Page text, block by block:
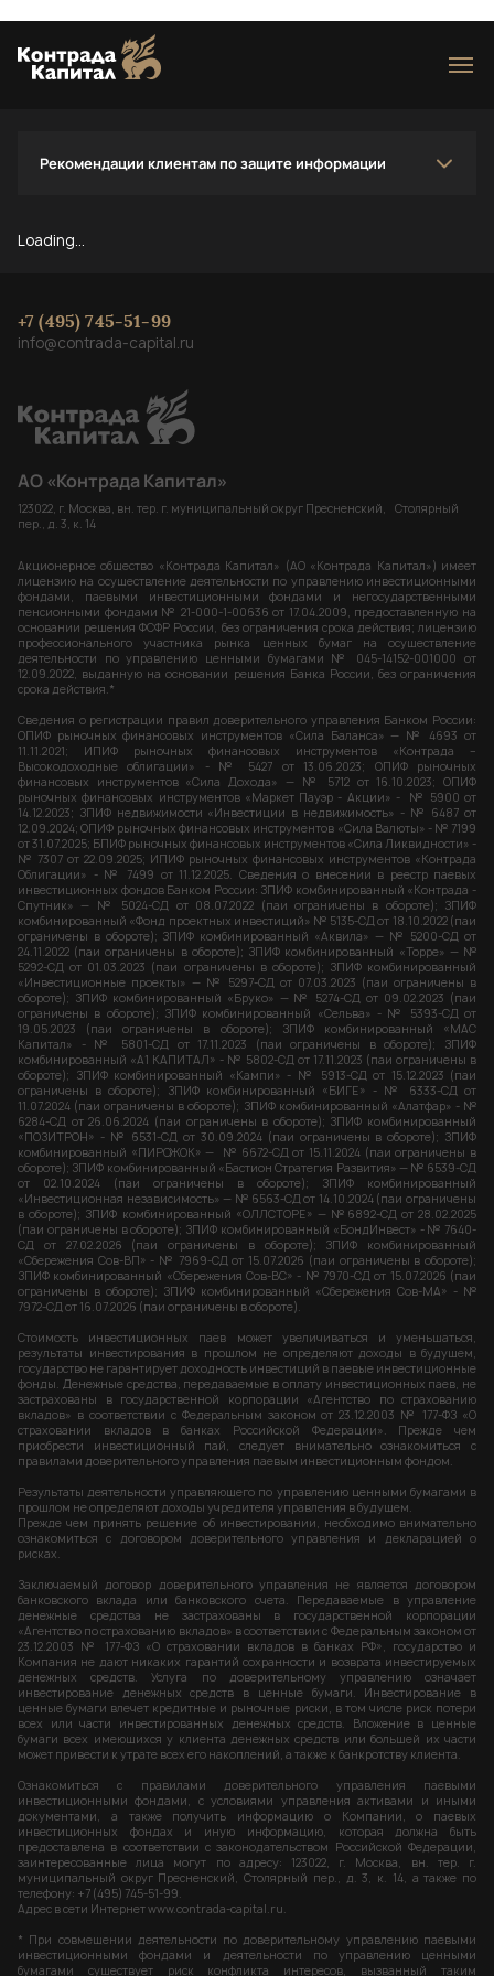
Рекомендации клиентам по защите информации
Loading...
+7 (495) 745-51-99
info@contrada-capital.ru
АО «Контрада Капитал»
123022, г. Москва, вн. тер. г. муниципальный округ Пресненский, Столярный
пер., д. 3, к. 14
Акционерное общество «Контрада Капитал» (АО «Контрада Капитал») имеет
лицензию на осуществление деятельности по управлению инвестиционными
фондами, паевыми инвестиционными фондами и негосударственными
пенсионными фондами № 21-000-1-00636 от 17.04.2009, предоставленную на
основании решения ФСФР России, без ограничения срока действия; лицензию
профессионального участника рынка ценных бумаг на осуществление
деятельности по управлению ценными бумагами № 045-14152-001000 от
12.09.2022, выданную на основании решения Банка России, без ограничения
срока действия.*
Сведения о регистрации правил доверительного управления Банком России:
ОПИФ рыночных финансовых инструментов «Сила Баланса» — № 4693 от
11.11.2021; ИПИФ рыночных финансовых инструментов «Контрада –
Высокодоходные облигации» - № 5427 от 13.06.2023; ОПИФ рыночных
финансовых инструментов «Сила Дохода» — № 5712 от 16.10.2023; ОПИФ
рыночных финансовых инструментов «Маркет Пауэр - Акции» - № 5900 от
14.12.2023; ЗПИФ недвижимости «Инвестиции в недвижимость» - № 6487 от
12.09.2024; ОПИФ рыночных финансовых инструментов «Сила Валюты» - № 7199
от 31.07.2025; БПИФ рыночных финансовых инструментов «Сила Ликвидности» -
№ 7307 от 22.09.2025; ИПИФ рыночных финансовых инструментов «Контрада
Облигации» - № 7499 от 11.12.2025. Сведения о внесении в реестр паевых
инвестиционных фондов Банком России: ЗПИФ комбинированный «Контрада -
Спутник» — № 5024-СД от 08.07.2022 (паи ограничены в обороте); ЗПИФ
комбинированный «Фонд проектных инвестиций» № 5135-СД от 18.10.2022 (паи
ограничены в обороте); ЗПИФ комбинированный «Аквила» — № 5200-СД от
24.11.2022 (паи ограничены в обороте); ЗПИФ комбинированный «Торре» — №
5292-СД от 01.03.2023 (паи ограничены в обороте); ЗПИФ комбинированный
«Инвестиционные проекты» — № 5297-СД от 07.03.2023 (паи ограничены в
обороте); ЗПИФ комбинированный «Бруко» — № 5274-СД от 09.02.2023 (паи
ограничены в обороте); ЗПИФ комбинированный «Сельва» - № 5393-СД от
19.05.2023 (паи ограничены в обороте); ЗПИФ комбинированный «МАС
Капитал» - № 5801-СД от 17.11.2023 (паи ограничены в обороте); ЗПИФ
комбинированный «А1 КАПИТАЛ» - № 5802-СД от 17.11.2023 (паи ограничены в
обороте); ЗПИФ комбинированный «Кампи» - № 5913-СД от 15.12.2023 (паи
ограничены в обороте); ЗПИФ комбинированный «БИГЕ» - № 6333-СД от
11.07.2024 (паи ограничены в обороте); ЗПИФ комбинированный «Алатфар» - №
6284-СД от 26.06.2024 (паи ограничены в обороте); ЗПИФ комбинированный
«ПОЗИТРОН» - № 6531-СД от 30.09.2024 (паи ограничены в обороте); ЗПИФ
комбинированный «ПИРОЖОК» — № 6672-СД от 15.11.2024 (паи ограничены в
обороте); ЗПИФ комбинированный «Бастион Стратегия Развития» — № 6539-СД
от 02.10.2024 (паи ограничены в обороте); ЗПИФ комбинированный
«Инвестиционная независимость» — № 6563-СД от 14.10.2024 (паи ограничены
в обороте); ЗПИФ комбинированный «ОЛЛСТОРЕ» — №6892-СД от 28.02.2025
(паи ограничены в обороте); ЗПИФ комбинированный «БондИнвест» - № 7640-
СД от 27.02.2026 (паи ограничены в обороте); ЗПИФ комбинированный
«Сбережения Сов-ВП» - № 7969-СД от 15.07.2026 (паи ограничены в обороте);
ЗПИФ комбинированный «Сбережения Сов-ВС» - № 7970-СД от 15.07.2026 (паи
ограничены в обороте); ЗПИФ комбинированный «Сбережения Сов-МА» - №
7972-СД от 16.07.2026 (паи ограничены в обороте).
Стоимость инвестиционных паев может увеличиваться и уменьшаться,
результаты инвестирования в прошлом не определяют доходы в будущем,
государство не гарантирует доходность инвестиций в паевые инвестиционные
фонды. Денежные средства, передаваемые в оплату инвестиционных паев, не
застрахованы в государственной корпорации «Агентство по страхованию
вкладов» в соответствии с Федеральным законом от 23.12.2003 № 177-ФЗ «О
страховании вкладов в банках Российской Федерации». Прежде чем
приобрести инвестиционный пай, следует внимательно ознакомиться с
правилами доверительного управления паевым инвестиционным фондом.
Результаты деятельности управляющего по управлению ценными бумагами в
прошлом не определяют доходы учредителя управления в будущем.
Прежде чем принять решение об инвестировании, необходимо внимательно
ознакомиться с договором доверительного управления и декларацией о
рисках.
Заключаемый договор доверительного управления не является договором
банковского вклада или банковского счета. Передаваемые в управление
денежные средства не застрахованы в государственной корпорации
«Агентство по страхованию вкладов» в соответствии с Федеральным законом от
23.12.2003 № 177-ФЗ «О страховании вкладов в банках РФ», государство и
Компания не дают никаких гарантий сохранности и возврата инвестируемых
денежных средств. Услуга по доверительному управлению означает
инвестирование денежных средств в ценные бумаги. Инвестирование в
ценные бумаги влечет кредитные и рыночные риски, в том числе риск потери
всех или части инвестированных денежных средств. Вложение в ценные
бумаги всех имеющихся у клиента денежных средств или большей их части
может привести к утрате всех его накоплений, а также к банкротству клиента.
Ознакомиться с правилами доверительного управления паевыми
инвестиционными фондами, с условиями управления активами и иными
документами, а также получить информацию о Компании, о паевых
инвестиционных фондах и иную информацию, которая должна быть
предоставлена в соответствии с законодательством Российской Федерации,
заинтересованные лица могут по адресу: 123022, г. Москва, вн. тер. г.
муниципальный округ Пресненский, Столярный пер., д. 3, к. 14, а также по
телефону: +7 (495) 745-51-99.
Адрес в сети Интернетwww.contrada-capital.ru.
* При совмещении деятельности по доверительному управлению паевыми
инвестиционными фондами и деятельности по управлению ценными
бумагами существует риск конфликта интересов, вызванный таким